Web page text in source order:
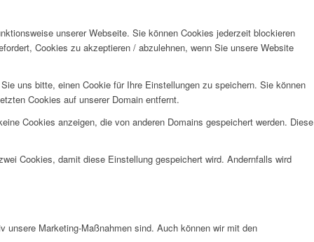
unserer Webseite. Sie können Cookies jederzeit blockieren
Cookies zu akzeptieren / abzulehnen, wenn Sie unsere Website
uns bitte, einen Cookie für Ihre Einstellungen zu speichern. Sie können
Cookies auf unserer Domain entfernt.
Cookies anzeigen, die von anderen Domains gespeichert werden. Diese
Cookies, damit diese Einstellung gespeichert wird. Andernfalls wird
Marketing-Maßnahmen sind. Auch können wir mit den